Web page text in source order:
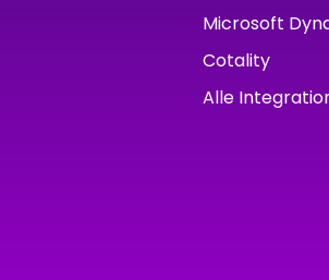
Microsoft
Cotality
Alle